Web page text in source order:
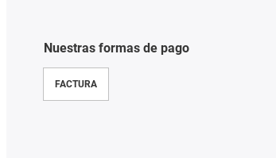
Nuestras formas de pago
FACTURA